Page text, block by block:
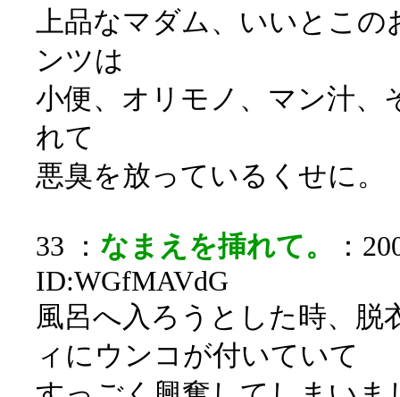
上品なマダム、いいとこ
ンツは
小便、オリモノ、マン汁、
れて
悪臭を放っているくせに。
33 ： なまえを挿れて。
：
ID:WGfMAVdG
風呂へ入ろうとした時、脱
ィにウンコが付いていて